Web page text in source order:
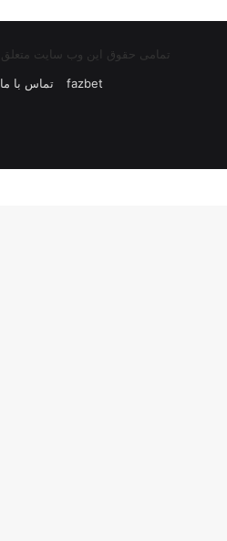
تمامی حقوق این وب سایت متعلق
fazbet
تماس با ما